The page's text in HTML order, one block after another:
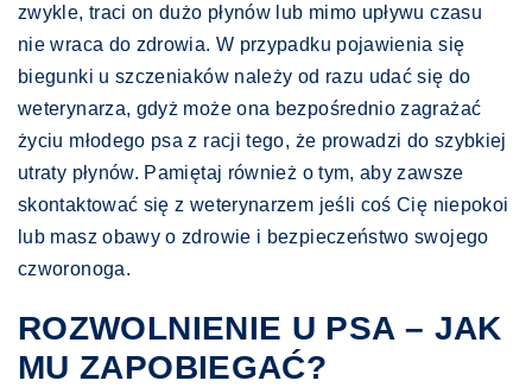
zwykle, traci on dużo płynów lub mimo upływu czasu
nie wraca do zdrowia. W przypadku pojawienia się
biegunki u szczeniaków należy od razu udać się do
weterynarza, gdyż może ona bezpośrednio zagrażać
życiu młodego psa z racji tego, że prowadzi do szybkiej
utraty płynów. Pamiętaj również o tym, aby zawsze
skontaktować się z weterynarzem jeśli coś Cię niepokoi
lub masz obawy o zdrowie i bezpieczeństwo swojego
czworonoga.
ROZWOLNIENIE U PSA – JAK
MU ZAPOBIEGAĆ?